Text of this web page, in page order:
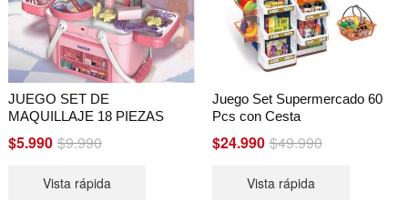
JUEGO SET DE
MAQUILLAJE 18 PIEZAS
$9.990Original
was:
$5.990
Current
is:
Vista rápida
Juego Set Supermercado 60
Pcs con Cesta
$49.990Original
$24.990
Current
Vista rápida